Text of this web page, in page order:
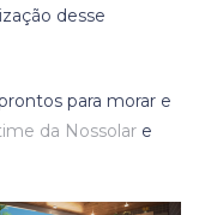
desse
para morar e
da Nossolar e